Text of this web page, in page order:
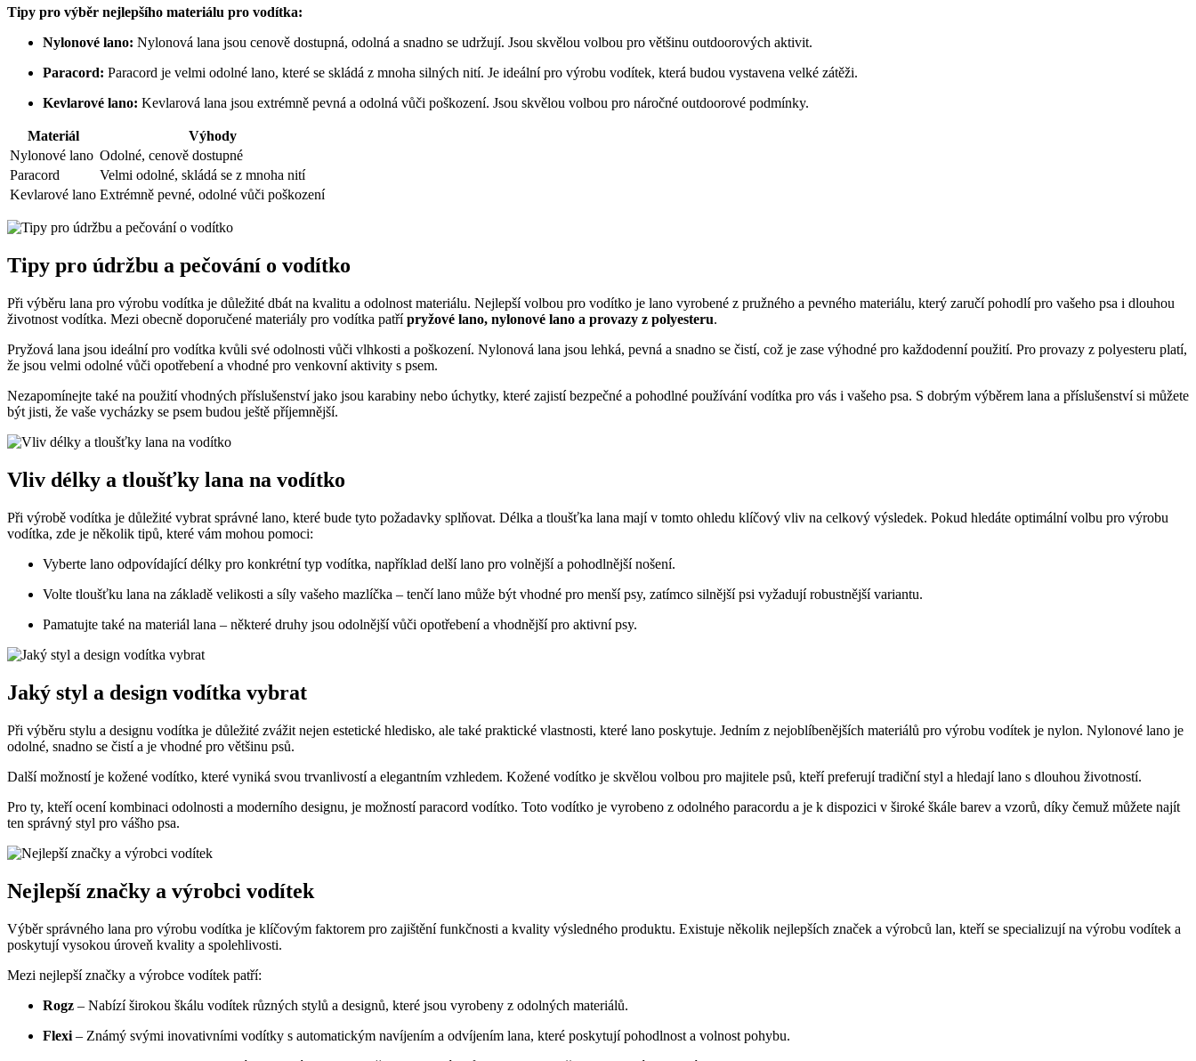
Tipy pro výběr nejlepšího materiálu pro vodítka:
Nylonové lano: Nylonová lana jsou cenově dostupná, odolná a snadno se udržují. Jsou skvělou volbou pro většinu outdoorových aktivit.
Paracord: Paracord je velmi odolné lano, které se skládá z mnoha silných nití. Je ideální pro výrobu vodítek, která budou vystavena velké zátěži.
Kevlarové lano: Kevlarová lana jsou extrémně pevná a odolná vůči poškození. Jsou skvělou volbou pro náročné outdoorové podmínky.
Materiál
Výhody
Nylonové lano Odolné, cenově dostupné
Paracord
Velmi odolné, skládá se z mnoha nití
Kevlarové lano Extrémně pevné, odolné vůči poškození
Tipy pro údržbu a pečování o vodítko
Při výběru lana pro výrobu vodítka je důležité dbát na kvalitu a odolnost materiálu. Nejlepší volbou pro vodítko je lano vyrobené z pružného a pevného materiálu, který zaručí pohodlí pro vašeho psa i dlouhou
životnost vodítka. Mezi obecně doporučené materiály pro vodítka patřípryžové lano, nylonové lano a provazy z polyesteru.
Pryžová lana jsou ideální pro vodítka kvůli své odolnosti vůči vlhkosti a poškození. Nylonová lana jsou lehká, pevná a snadno se čistí, což je zase výhodné pro každodenní použití. Pro provazy z polyesteru platí,
že jsou velmi odolné vůči opotřebení a vhodné pro venkovní aktivity s psem.
Nezapomínejte také na použití vhodných příslušenství jako jsou karabiny nebo úchytky, které zajistí bezpečné a pohodlné používání vodítka pro vás i vašeho psa. S dobrým výběrem lana a příslušenství si můžete
být jisti, že vaše vycházky se psem budou ještě příjemnější.
Vliv délky a tloušťky lana na vodítko
Při výrobě vodítka je důležité vybrat správné lano, které bude tyto požadavky splňovat. Délka a tloušťka lana mají v tomto ohledu klíčový vliv na celkový výsledek. Pokud hledáte optimální volbu pro výrobu
vodítka, zde je několik tipů, které vám mohou pomoci:
Vyberte lano odpovídající délky pro konkrétní typ vodítka, například delší lano pro volnější a pohodlnější nošení.
Volte tloušťku lana na základě velikosti a síly vašeho mazlíčka – tenčí lano může být vhodné pro menší psy, zatímco silnější psi vyžadují robustnější variantu.
Pamatujte také na materiál lana – některé druhy jsou odolnější vůči opotřebení a vhodnější pro aktivní psy.
Jaký styl a design vodítka vybrat
Při výběru stylu a designu vodítka je důležité zvážit nejen estetické hledisko, ale také praktické vlastnosti, které lano poskytuje. Jedním z nejoblíbenějších materiálů pro výrobu vodítek je nylon. Nylonové lano je
odolné, snadno se čistí a je vhodné pro většinu psů.
Další možností je kožené vodítko, které vyniká svou trvanlivostí a elegantním vzhledem. Kožené vodítko je skvělou volbou pro majitele psů, kteří preferují tradiční styl a hledají lano s dlouhou životností.
Pro ty, kteří ocení kombinaci odolnosti a moderního designu, je možností paracord vodítko. Toto vodítko je vyrobeno z odolného paracordu a je k dispozici v široké škále barev a vzorů, díky čemuž můžete najít
ten správný styl pro vášho psa.
Nejlepší značky a výrobci vodítek
Výběr správného lana pro výrobu vodítka je klíčovým faktorem pro zajištění funkčnosti a kvality výsledného produktu. Existuje několik nejlepších značek a výrobců lan, kteří se specializují na výrobu vodítek a
poskytují vysokou úroveň kvality a spolehlivosti.
Mezi nejlepší značky a výrobce vodítek patří:
Rogz – Nabízí širokou škálu vodítek různých stylů a designů, které jsou vyrobeny z odolných materiálů.
Flexi – Známý svými inovativními vodítky s automatickým navíjením a odvíjením lana, které poskytují pohodlnost a volnost pohybu.